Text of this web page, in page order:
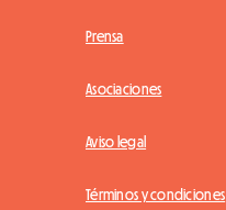
Prensa
Asociaciones
Aviso legal
Términos y condiciones